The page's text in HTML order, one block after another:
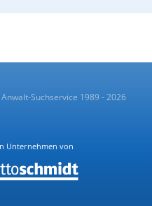
Suchservice 1989 - 2026
Unternehmen von